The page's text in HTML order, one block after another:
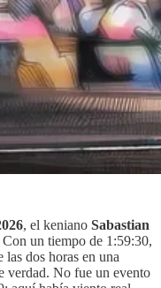
, el keniano Sabastian
un tiempo de 1:59:30,
dos horas en una
verdad. No fue un evento